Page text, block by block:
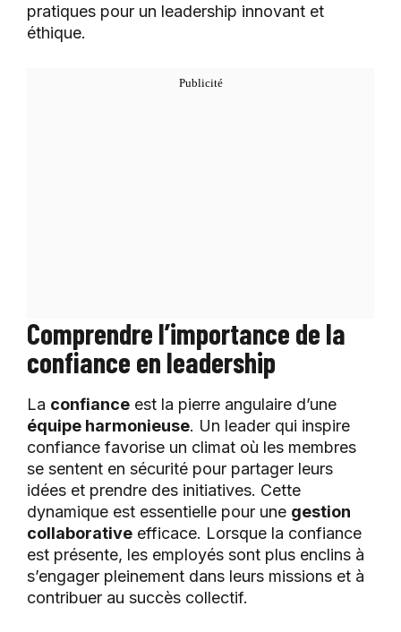
pratiques pour un leadership innovant et
éthique.
Comprendre l’importance de la
confiance en leadership
La confiance est la pierre angulaire d’une
équipe harmonieuse. Un leader qui inspire
confiance favorise un climat où les membres
se sentent en sécurité pour partager leurs
idées et prendre des initiatives. Cette
dynamique est essentielle pour une gestion
collaborative efficace. Lorsque la confiance
est présente, les employés sont plus enclins à
s’engager pleinement dans leurs missions et à
contribuer au succès collectif.